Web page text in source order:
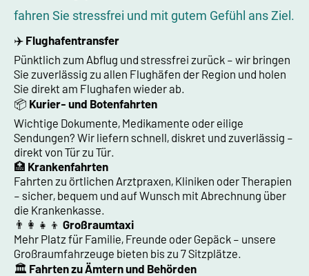
fahren Sie stressfrei und mit gutem Gefühl ans Ziel.
✈️ Flughafentransfer
Pünktlich zum Abflug und stressfrei zurück – wir bringen
Sie zuverlässig zu allen Flughäfen der Region und holen
Sie direkt am Flughafen wieder ab.
📦 Kurier- und Botenfahrten
Wichtige Dokumente, Medikamente oder eilige
Sendungen? Wir liefern schnell, diskret und zuverlässig –
direkt von Tür zu Tür.
🏥 Krankenfahrten
Fahrten zu örtlichen Arztpraxen, Kliniken oder Therapien
– sicher, bequem und auf Wunsch mit Abrechnung über
die Krankenkasse.
👨‍👩‍👧‍👦 Großraumtaxi
Mehr Platz für Familie, Freunde oder Gepäck – unsere
Großraumfahrzeuge bieten bis zu 7 Sitzplätze.
🏛️ Fahrten zu Ämtern und Behörden